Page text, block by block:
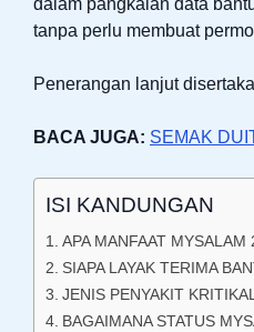
dalam pangkalan data
tanpa perlu membuat
Penerangan lanjut
BACA JUGA: SEMAK
ISI KANDUNGAN
APA MANFAAT MYSALAM
SIAPA LAYAK TERIMA
JENIS PENYAKIT
BAGAIMANA STATUS